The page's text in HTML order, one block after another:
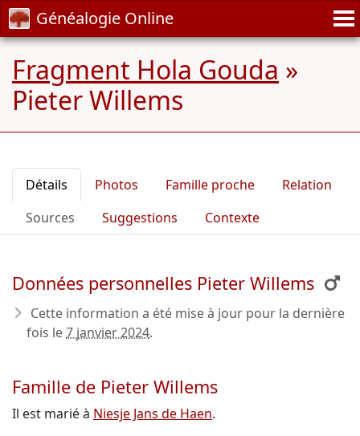
Généalogie Online
Fragment Hola Gouda »
Pieter Willems
Détails Photos Famille proche
Relation
Sources
Suggestions Contexte
Données personnelles Pieter Willems
Cette information a été mise à jour pour la dernière
fois le7 janvier 2024.
Famille de Pieter Willems
Il est marié à Niesje Jans de Haen.